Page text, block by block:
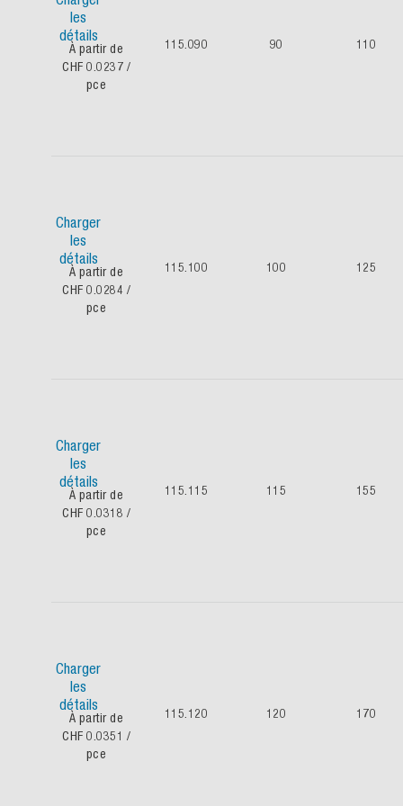
les
détails
À partir de
CHF 0.0237 /
pce
115.090 90 110
Charger
les
détails
À partir de
CHF 0.0284 /
pce
115.100 100 125
Charger
les
détails
À partir de
CHF 0.0318 /
pce
115.115 115 155
Charger
les
détails
À partir de
CHF 0.0351 /
pce
115.120 120 170